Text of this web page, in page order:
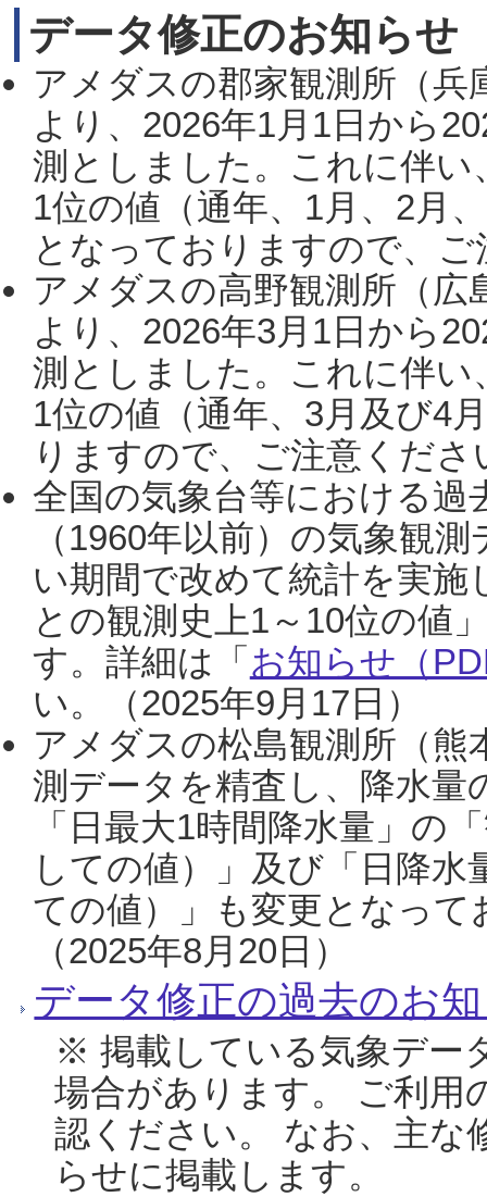
データ修正のお知らせ
アメダスの郡家観測所（
より、2026年1月1日から
測としました。これに伴い
1位の値（通年、1月、2月
となっておりますので、
アメダスの高野観測所（
より、2026年3月1日から
測としました。これに伴い
1位の値（通年、3月及び4
りますので、ご注意くだ
全国の気象台等における過
（1960年以前）の気象観
い期間で改めて統計を実
との観測史上1～10位の値
す。詳細は「 お知らせ（
い。（2025年9月17日）
アメダスの松島観測所（熊
測データを精査し、降水
「日最大1時間降水量」の
しての値）」及び「日降
ての値）」も変更となっ
（2025年8月20日）
データ修正の過去のお
※ 掲載している気象デー
場合があります。 ご利用
認ください。 なお、主な
らせに掲載します。